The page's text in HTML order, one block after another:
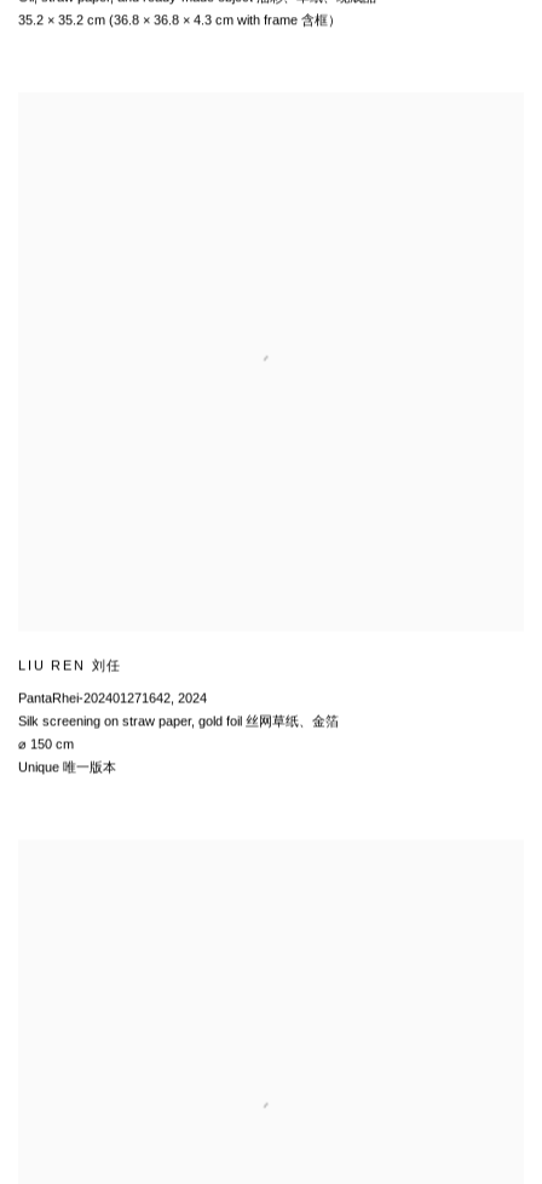
35.2 × 35.2 cm (36.8 × 36.8 × 4.3 cm with frame 含框）
LIU REN 刘任
PantaRhei-202401271642 2024
Silk screening on straw paper, gold foil 丝网草纸、金箔
⌀ 150 cm
Unique 唯一版本